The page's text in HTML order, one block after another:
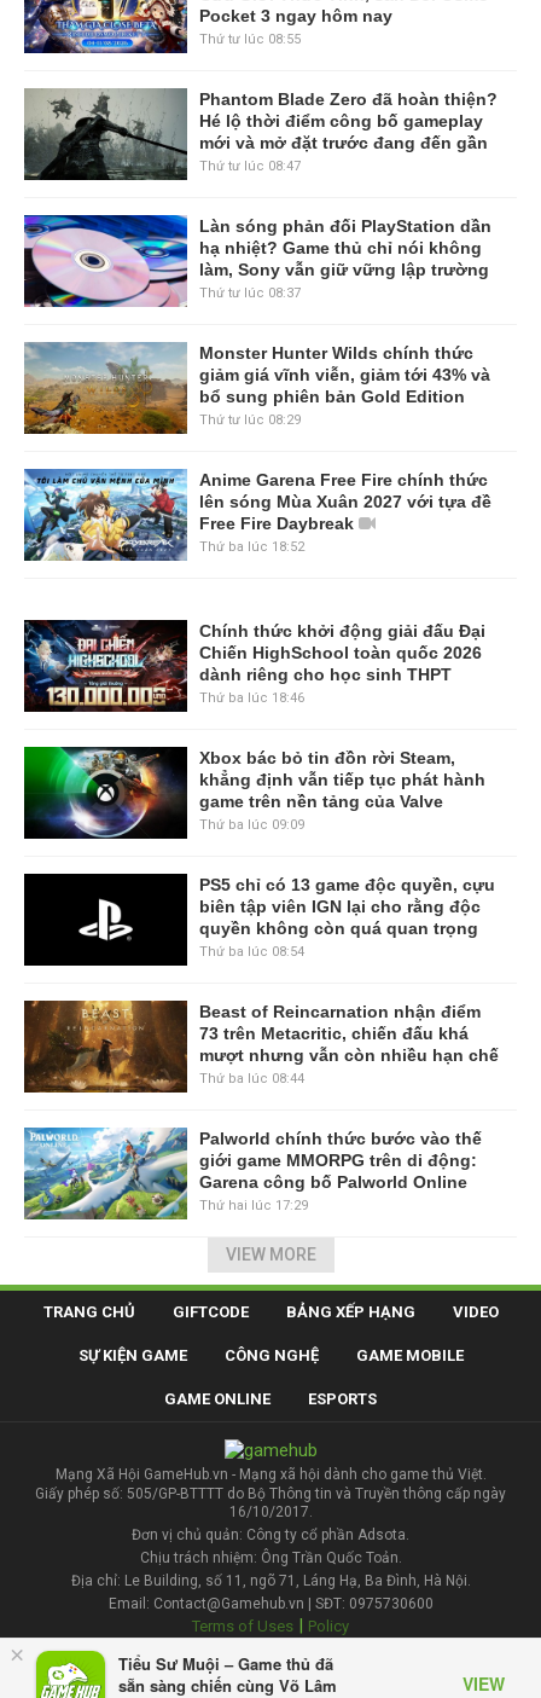
×
Tiểu Sư Muội – Game thủ đã
sẵn sàng chiến cùng Võ Lâm
VIEW
Pocket 3 ngay hôm nay
Thứ tư lúc 08:55
Phantom Blade Zero đã hoàn thiện?
Hé lộ thời điểm công bố gameplay
mới và mở đặt trước đang đến gần
Thứ tư lúc 08:47
Làn sóng phản đối PlayStation dần
hạ nhiệt? Game thủ chỉ nói không
làm, Sony vẫn giữ vững lập trường
Thứ tư lúc 08:37
Monster Hunter Wilds chính thức
giảm giá vĩnh viễn, giảm tới 43% và
bổ sung phiên bản Gold Edition
Thứ tư lúc 08:29
Anime Garena Free Fire chính thức
lên sóng Mùa Xuân 2027 với tựa đề
Free Fire Daybreak
Thứ ba lúc 18:52
Chính thức khởi động giải đấu Đại
Chiến HighSchool toàn quốc 2026
dành riêng cho học sinh THPT
Thứ ba lúc 18:46
Xbox bác bỏ tin đồn rời Steam,
khẳng định vẫn tiếp tục phát hành
game trên nền tảng của Valve
Thứ ba lúc 09:09
PS5 chỉ có 13 game độc quyền, cựu
biên tập viên IGN lại cho rằng độc
quyền không còn quá quan trọng
Thứ ba lúc 08:54
Beast of Reincarnation nhận điểm
73 trên Metacritic, chiến đấu khá
mượt nhưng vẫn còn nhiều hạn chế
Thứ ba lúc 08:44
Palworld chính thức bước vào thế
giới game MMORPG trên di động:
Garena công bố Palworld Online
Thứ hai lúc 17:29
VIEW MORE
TRANG CHỦ GIFTCODE BẢNG XẾP HẠNG VIDEO
SỰ KIỆN GAME CÔNG NGHỆ GAME MOBILE
GAME ONLINE ESPORTS
Mạng Xã Hội GameHub.vn - Mạng xã hội dành cho game thủ Việt.
Giấy phép số: 505/GP-BTTTT do Bộ Thông tin và Truyền thông cấp ngày
16/10/2017.
Đơn vị chủ quản: Công ty cổ phần Adsota.
Chịu trách nhiệm: Ông Trần Quốc Toản.
Địa chỉ: Le Building, số 11, ngõ 71, Láng Hạ, Ba Đình, Hà Nội.
Email: Contact@Gamehub.vn | SĐT: 0975730600
Terms of Uses | Policy
Liên hệ đăng bài